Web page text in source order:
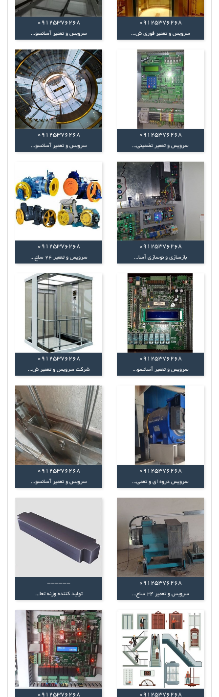
09125376268
سرویس و تعمیر فوری ش...
09125376268
سرویس و تعمیر آسانسو...
09125376268
سرویس و تعمیر تضمینی...
09125376268
سرویس و تعمیر آسانسو...
09125376268
بازسازی و نوسازی آسا...
09125376268
سرویس و تعمیر 24 ساع...
09125376268
سرویس و تعمیر آسانسو...
09125376268
شرکت سرویس و تعمیر ش...
09125376268
سرویس دروه ای و تعمی...
09125376268
سرویس و تعمیر آسانسو...
09125376268
سرویس و تعمیر 24 ساع...
------
تولید کننده وزنه تعا...
09125376268
09125376268